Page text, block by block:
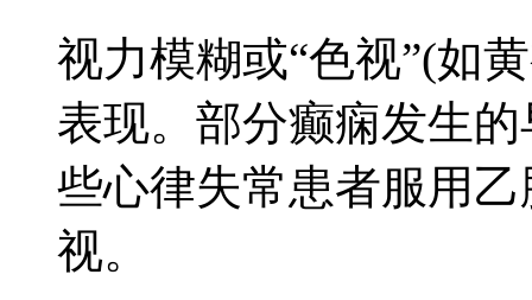
视力模糊或“色视”(如
表现。部分癫痫发生
些心律失常患者服用
视。